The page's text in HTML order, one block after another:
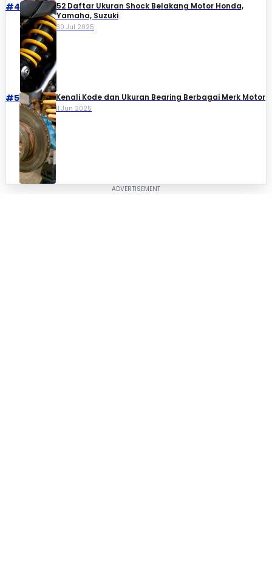
#4
52 Daftar Ukuran Shock Belakang Motor Honda,
Yamaha, Suzuki​
30 Jul 2025
#5 Kenali Kode dan Ukuran Bearing Berbagai Merk Motor
11 Jun 2025